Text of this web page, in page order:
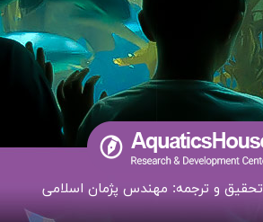
تحقیق و ترجمه: مهندس پژمان اسلامی